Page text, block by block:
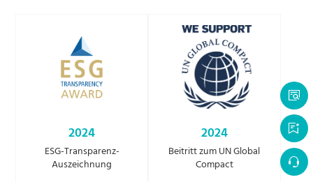
2024
ESG-Transparenz-
Auszeichnung
2024
Beitritt zum UN Global
Compact